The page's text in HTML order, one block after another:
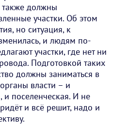
должны
участки. Об этом
но ситуация, к
и людям по-
участки, где нет ни
Подготовкой таких
должны заниматься в
власти – и
поселенческая. И не
и всё решит, надо и